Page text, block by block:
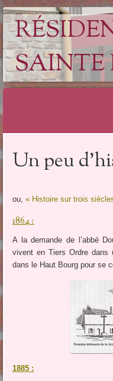
SAINTE
au
Un peu
ou,« Histoire sur trois
1864 :
A la demande de l’abbé
vivent en Tiers Ordre dans
dans le Haut Bourg pour se
1885 :